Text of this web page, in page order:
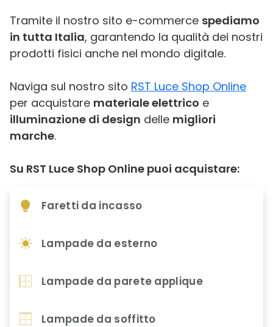
Tramite il nostro sito e-commerce spediamo
in tutta Italia, garantendo la qualità dei nostri
prodotti fisici anche nel mondo digitale.
Naviga sul nostro sito RST Luce Shop Online
per acquistare materiale elettrico e
illuminazione di design delle migliori
marche.
Su RST Luce Shop Online puoi acquistare:
Faretti da incasso
Lampade da esterno
Lampade da parete applique
Lampade da soffitto